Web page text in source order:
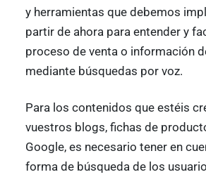
y herramientas que debemos
partir de ahora para entender y
proceso de venta o información
mediante búsquedas por voz.
Para los contenidos que estéis
vuestros blogs, fichas de
Google, es necesario tener en
forma de búsqueda de los